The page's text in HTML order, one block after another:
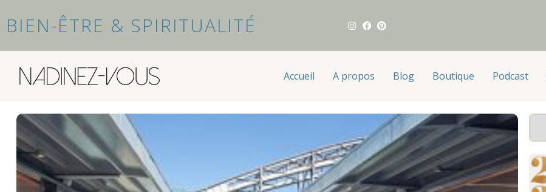
BIEN-ÊTRE & SPIRITUALITÉ
Accueil A propos Blog Boutique Podcast